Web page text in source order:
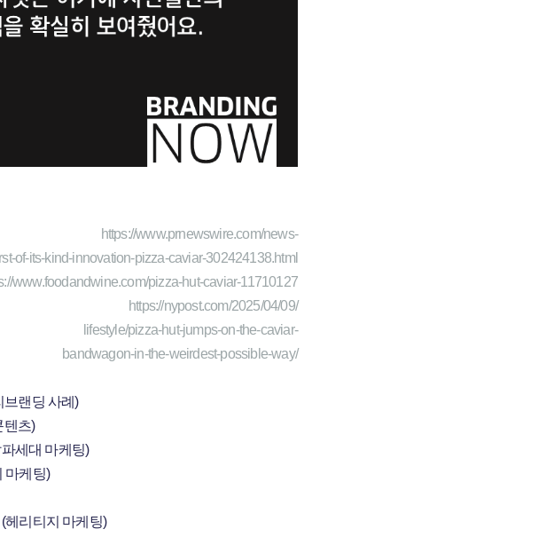
https://www.prnewswire.com/news-
of-its-kind-innovation-pizza-caviar-302424138.html
www.foodandwine.com/pizza-hut-caviar-11710127
https://nypost.com/2025/04/09/
lifestyle/pizza-hut-jumps-on-the-caviar-
bandwagon-in-the-weirdest-possible-way/
브랜딩 사례)
텐츠)
세대 마케팅)
마케팅)
헤리티지 마케팅)